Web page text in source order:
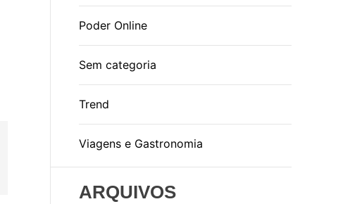
Poder Online
Sem categoria
Trend
Viagens e Gastronomia
ARQUIVOS